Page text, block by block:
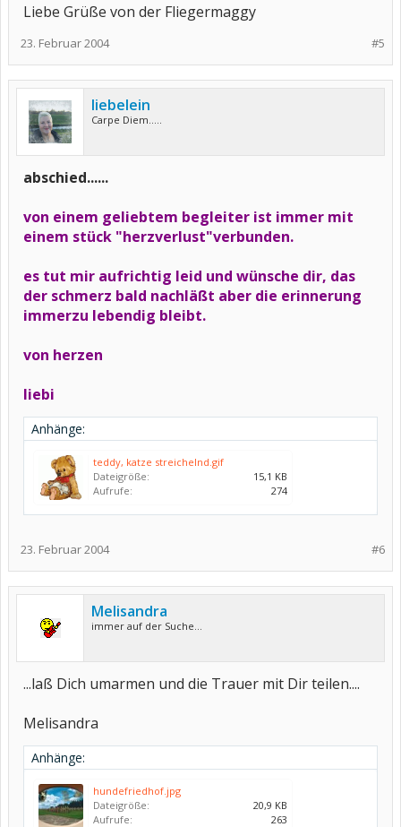
Liebe Grüße von der Fliegermaggy
#5
23. Februar 2004
liebelein
Carpe Diem.....
abschied......
von einem geliebtem begleiter ist immer mit
einem stück "herzverlust"verbunden.
es tut mir aufrichtig leid und wünsche dir, das
der schmerz bald nachläßt aber die erinnerung
immerzu lebendig bleibt.
von herzen
liebi
Anhänge:
teddy, katze streichelnd.gif
Dateigröße:
15,1 KB
Aufrufe:
274
#6
23. Februar 2004
Melisandra
immer auf der Suche...
...laß Dich umarmen und die Trauer mit Dir teilen....
Melisandra
Anhänge:
hundefriedhof.jpg
Dateigröße:
20,9 KB
Aufrufe:
263